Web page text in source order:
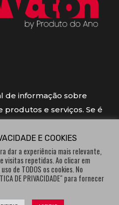
de informação sobre
produtos e serviços. Se é
do “Produto do
atribuído por
E COOKIES
dar a experiência mais relevante,
visitas repetidas. Ao clicar em
de TODOS os cookies. No
DE PRIVACIDADE" para fornecer